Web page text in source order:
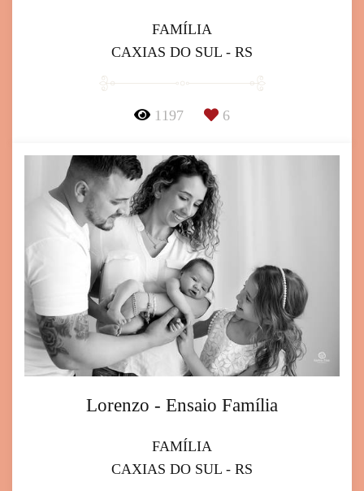
FAMÍLIA
CAXIAS DO SUL - RS
1197 6
Lorenzo - Ensaio Família
FAMÍLIA
CAXIAS DO SUL - RS